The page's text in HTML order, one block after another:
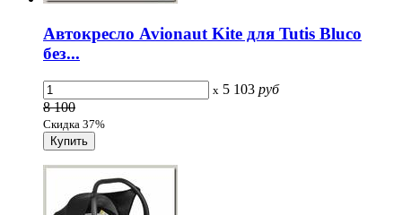
Автокресло Avionaut Kite для Tutis Bluco
без...
x 5 103 руб
8 100
Скидка 37%